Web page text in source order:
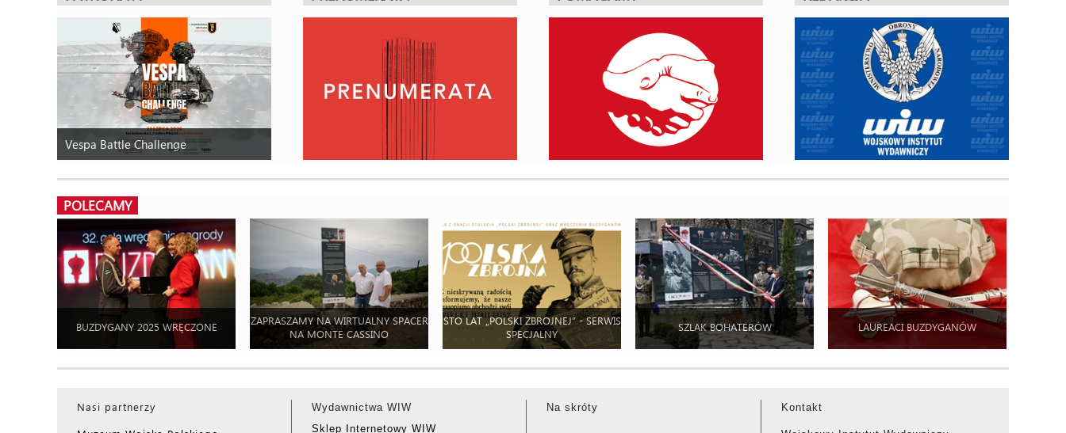
Vespa Battle Challenge
POLECAMY
BUZDYGANY 2025 WRĘCZONE
ZAPRASZAMY NA WIRTUALNY SPACER
NA MONTE CASSINO
STO LAT „POLSKI ZBROJNEJ” - SERWIS
SPECJALNY
SZLAK BOHATERÓW LAUREACI BUZDYGANÓW
Nasi partnerzy
Wydawnictwa WIW
Sklep Internetowy WIW
Na skróty Kontakt